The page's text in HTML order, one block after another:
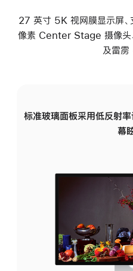
27 英寸 5K 视网膜显示屏
像素 Center Stage 摄像头
及雷雳
标准玻璃面板采用低反射
幕